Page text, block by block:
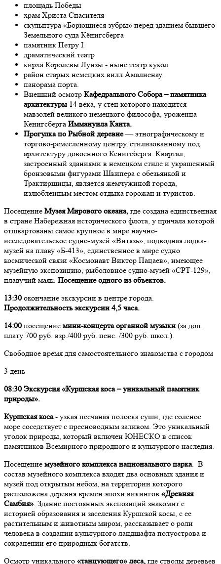
площадь Победы
храм Христа Спасителя
скульптура «Борющиеся зубры» перед зданием бывшего
Земельного суда Кёнигсберга
памятник Петру I
драматический театр
кирха Королевы Луизы - ныне театр кукол
район старых немецких вилл Амалиенау
панорама порта.
Внешний осмотр Кафедрального Собора – памятника
архитектуры 14 века, у стен которого находится
мавзолей великого немецкого философа, уроженца
Кенигсберга Иммануила Канта.
Прогулка по Рыбной деревне— этнографическому и
торгово-ремесленному центру, стилизованному под
архитектуру довоенного Кенигсберга. Квартал,
застроенный зданиями в немецком стиле и украшенный
бронзовыми фигурами Шкипера с обезьянкой и
Трактирщицы, является жемчужиной города,
излюбленным местом отдыха горожан и туристов.
Посещение Музея Мирового океана, где создана единственная
в стране Набережная исторического флота, у причала которой
отшвартованы самое крупное в мире научно-
исследовательское судно-музей «Витязь», подводная лодка-
музей на плаву «Б-413», единственное в мире судно
космической связи «Космонавт Виктор Пацаев», имеющее
музейную экспозицию, рыболовное судно-музей «СРТ-129»,
плавучий маяк. Посещение одного из объектов.
13:30 окончание экскурсии в центре города.
Продолжительность экскурсии 4,5 часа.
14:00 посещение мини-концерта органной музыки (за доп.
плату 700 руб. взр./400 руб. пенс. /300 руб. школ.).
Свободное время для самостоятельного знакомства с городом
3 день
08:30 Экскурсия «Куршская коса – уникальный памятник
природы».
Куршская коса- узкая песчаная полоска суши, где солёное
море соседствует с пресноводным заливом. Это уникальный
уголок природы, который включен ЮНЕСКО в список
памятников Всемирного природного и культурного наследия.
Посещение музейного комплекса национального парка. В
состав музейного комплекса входят два основных здания и
музей под открытым небом, на территории которого
расположена деревня времен эпохи викингов «Древняя
Самбия». Здание постоянных экспозиций знакомит с
историей образования и заселения Куршской косы, с ее
растительным и животным миром, рассказывает о роли
человека в создании культурного ландшафта полуострова и
сохранении его природных богатств.
Осмотр уникального «танцующего» леса, где стволы деревьев